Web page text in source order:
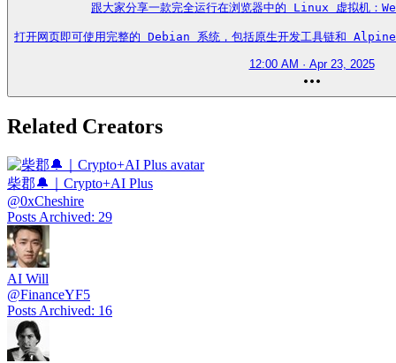
跟大家分享一款完全运行在浏览器中的 Linux 虚拟机：
打开网页即可使用完整的 Debian 系统，包括原生开发工具链和
12:00 AM · Apr 23, 2025
Related Creators
柴郡🔔｜Crypto+AI Plus
@0xCheshire
Posts Archived: 29
AI Will
@FinanceYF5
Posts Archived: 16